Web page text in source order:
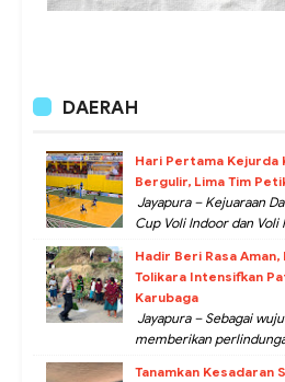
DAERAH
Hari Pertama Kejurda
Bergulir, Lima Tim
Jayapura – Kejuaraan
Cup Voli Indoor dan Voli
Hadir Beri Rasa
Tolikara Intensifkan
Karubaga
Jayapura – Sebagai
memberikan
Tanamkan Kesadaran